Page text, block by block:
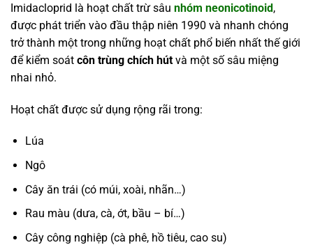
Imidacloprid là hoạt chất trừ sâu nhóm neonicotinoid,
được phát triển vào đầu thập niên 1990 và nhanh chóng
trở thành một trong những hoạt chất phổ biến nhất thế giới
để kiểm soát côn trùng chích hút và một số sâu miệng
nhai nhỏ.
Hoạt chất được sử dụng rộng rãi trong:
Lúa
Ngô
Cây ăn trái (có múi, xoài, nhãn…)
Rau màu (dưa, cà, ớt, bầu – bí…)
Cây công nghiệp (cà phê, hồ tiêu, cao su)